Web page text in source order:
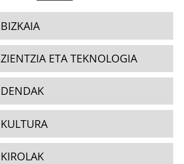
BIZKAIA
ZIENTZIA ETA TEKNOLOGIA
DENDAK
KULTURA
KIROLAK